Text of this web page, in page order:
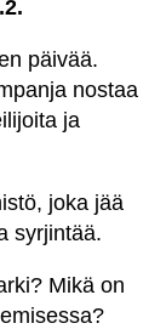
päivää.
nostaa
ja
joka jää
syrjintää.
Mikä on